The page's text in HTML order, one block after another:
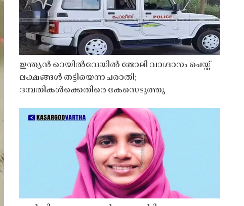
ഇന്ത്യൻ റെയിൽവേയിൽ ജോലി വാഗ്ദാനം ചെയ്ത്
ലക്ഷങ്ങൾ തട്ടിയെന്ന പരാതി;
ദമ്പതികൾക്കെതിരെ കേസെടുത്തു